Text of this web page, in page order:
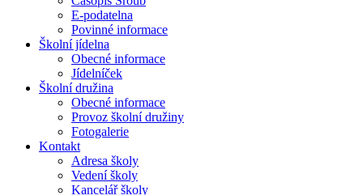
E-podatelna
Povinné informace
Školní jídelna
Obecné informace
Jídelníček
Školní družina
Obecné informace
Provoz školní družiny
Fotogalerie
Kontakt
Adresa školy
Vedení školy
Kancelář školy